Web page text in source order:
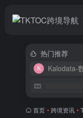
热门推荐
Kalodata-
首页 • 跨境资讯 •